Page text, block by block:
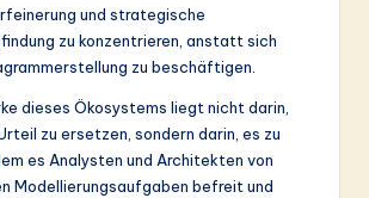
und strategische
zu konzentrieren, anstatt sich
zu beschäftigen.
dieses Ökosystems liegt nicht darin,
zu ersetzen, sondern darin, es zu
es Analysten und Architekten von
Modellierungsaufgaben befreit und